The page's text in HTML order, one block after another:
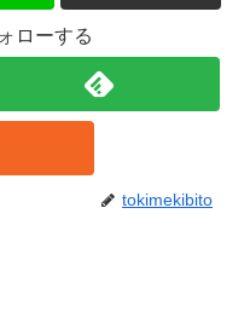
ローする
tokimekibito